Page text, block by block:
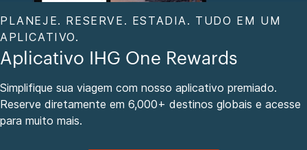
PLANEJE. RESERVE. ESTADIA. TUDO EM UM
APLICATIVO.
Aplicativo IHG One Rewards
Simplifique sua viagem com nosso aplicativo premiado.
Reserve diretamente em 6,000+ destinos globais e acesse
para muito mais.